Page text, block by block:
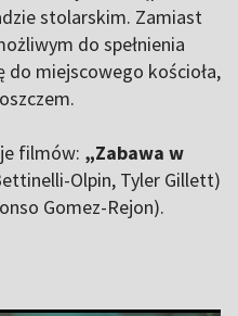
stolarskim. Zamiast
do spełnienia
do miejscowego kościoła,
filmów: „Zabawa w
Olpin, Tyler Gillett)
Gomez-Rejon).